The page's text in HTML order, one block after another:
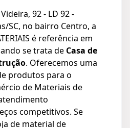
92 - LD 92 -
SC, no bairro Centro, a
é referência em
se trata de Casa de
. Oferecemos uma
produtos para o
de Materiais de
competitivos. Se
de material de